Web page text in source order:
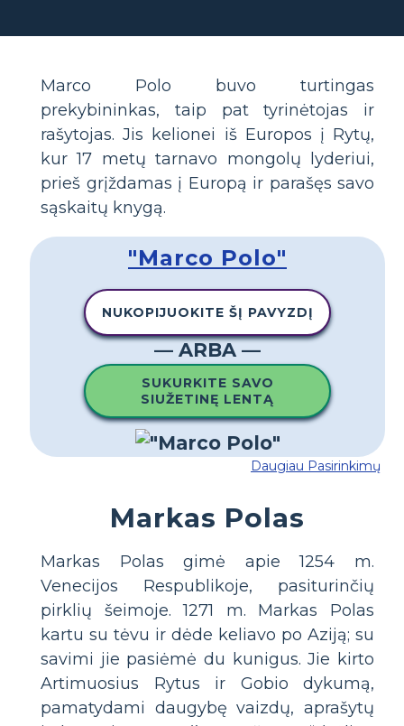
Marco Polo buvo turtingas
prekybininkas, taip pat tyrinėtojas ir
rašytojas. Jis kelionei iš Europos į Rytų,
kur 17 metų tarnavo mongolų lyderiui,
prieš grįždamas į Europą ir parašęs savo
sąskaitų knygą.
"Marco Polo"
NUKOPIJUOKITE ŠĮ PAVYZDĮ
— ARBA —
SUKURKITE SAVO
SIUŽETINĘ LENTĄ
Daugiau Pasirinkimų
Markas Polas
Markas Polas gimė apie 1254 m.
Venecijos Respublikoje, pasiturinčių
pirklių šeimoje. 1271 m. Markas Polas
kartu su tėvu ir dėde keliavo po Aziją; su
savimi jie pasiėmė du kunigus. Jie kirto
Artimuosius Rytus ir Gobio dykumą,
pamatydami daugybę vaizdų, aprašytų